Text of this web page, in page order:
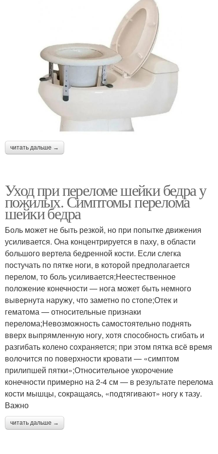
читать дальше →
Уход при переломе шейки бедра у
пожилых. Симптомы перелома
шейки бедра
Боль может не быть резкой, но при попытке движения
усиливается. Она концентрируется в паху, в области
большого вертела бедренной кости. Если слегка
постучать по пятке ноги, в которой предполагается
перелом, то боль усиливается;Неестественное
положение конечности — нога может быть немного
вывернута наружу, что заметно по стопе;Отек и
гематома — относительные признаки
перелома;Невозможность самостоятельно поднять
вверх выпрямленную ногу, хотя способность сгибать и
разгибать колено сохраняется; при этом пятка всё время
волочится по поверхности кровати — «симптом
прилипшей пятки»;Относительное укорочение
конечности примерно на 2-4 см — в результате перелома
кости мышцы, сокращаясь, «подтягивают» ногу к тазу.
Важно
читать дальше →